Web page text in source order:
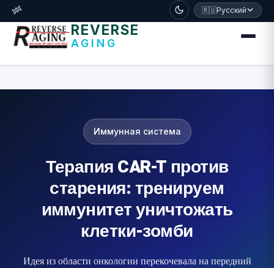
דלג לתוכן הראשי
🧬 🇷🇺Русский
REVERSE
AGING
Иммунная система
Терапия CAR-T против
старения: тренируем
иммунитет уничтожать
клетки-зомби
Идея из области онкологии перекочевала на передний